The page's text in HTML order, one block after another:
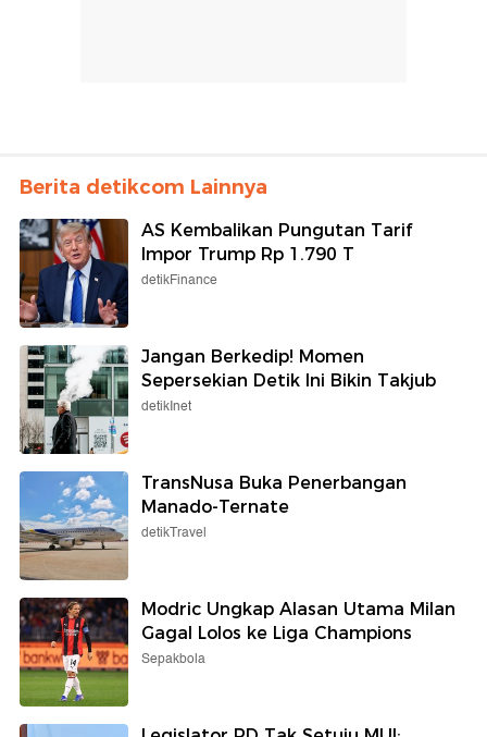
Berita detikcom Lainnya
AS Kembalikan Pungutan Tarif
Impor Trump Rp 1.790 T
detikFinance
Jangan Berkedip! Momen
Sepersekian Detik Ini Bikin Takjub
detikInet
TransNusa Buka Penerbangan
Manado-Ternate
detikTravel
Modric Ungkap Alasan Utama Milan
Gagal Lolos ke Liga Champions
Sepakbola